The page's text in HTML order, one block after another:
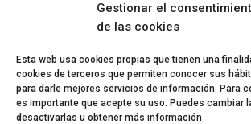
Gestionar el
de las cookies
Esta web usa cookies propias que tienen una
cookies de terceros que permiten conocer sus
para darle mejores servicios de información. Para
es importante que acepte su uso. Puedes cambiar
desactivarlas u obtener más información
Contacto
angelcarmelo1956@gmail.com
Especial agradecimiento a Lorenzo
Eva San Martín, Jesús Benito Pertusa,